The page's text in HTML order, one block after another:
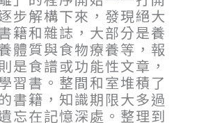
步解構下來，發現絕大
籍和雜誌，大部分是養
體質與食物療養等，報
是食譜或功能性文章，
習書。整間和室堆積了
書籍，知識期限大多過
忘在記憶深處。整理到